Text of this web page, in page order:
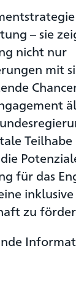
– sie
nicht nur
mit
für das
zu